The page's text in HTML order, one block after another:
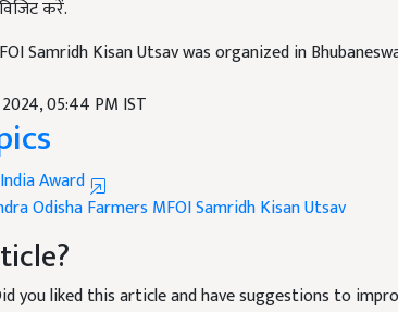
Award
Odisha Farmers
you liked this article and have suggestions to